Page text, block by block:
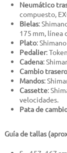
Neumático
compuesto,
Bielas:
175 mm, línea
Plato:
Pedalier:
Cadena:
Cambio trasero
Mandos:
Cassette:
velocidades.
Pata de
Guía de tallas